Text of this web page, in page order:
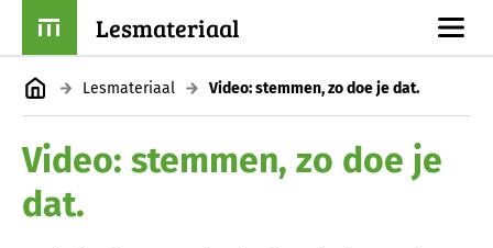
Lesmateriaal
Lesmateriaal Video: stemmen, zo doe je dat.
Video: stemmen, zo doe je
dat.